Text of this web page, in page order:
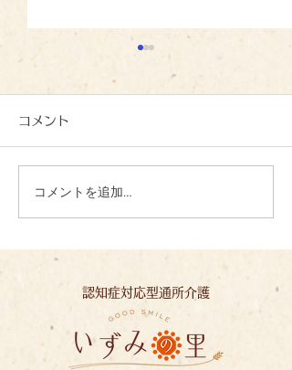
心を込めて、一文字一文
コメント
コメントを追加…
認知症対応型通所介護